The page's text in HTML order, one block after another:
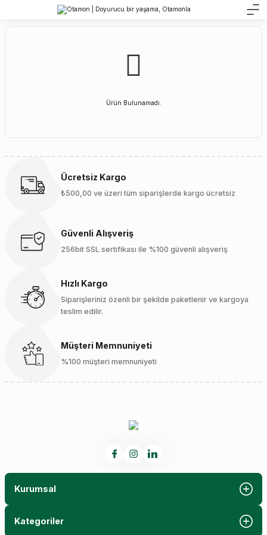
Ürün Bulunamadı.
Ücretsiz Kargo
₺500,00 ve üzeri tüm siparişlerde kargo ücretsiz
Güvenli Alışveriş
256bit SSL sertifikası ile %100 güvenli alışveriş
Hızlı Kargo
Siparişleriniz özenli bir şekilde paketlenir ve kargoya
teslim edilir.
Müşteri Memnuniyeti
%100 müşteri memnuniyeti
Kurumsal
Kategoriler